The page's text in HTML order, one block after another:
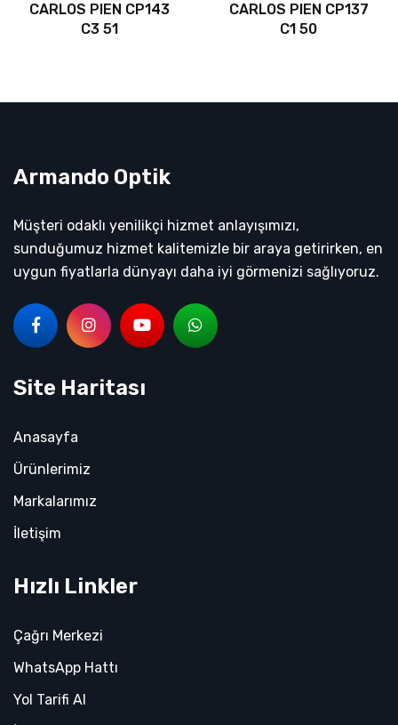
CARLOS PIEN CP143
C3 51
CARLOS PIEN CP137
C1 50
Armando Optik
Müşteri odaklı yenilikçi hizmet anlayışımızı,
sunduğumuz hizmet kalitemizle bir araya getirirken, en
uygun fiyatlarla dünyayı daha iyi görmenizi sağlıyoruz.
Site Haritası
Anasayfa
Ürünlerimiz
Markalarımız
İletişim
Hızlı Linkler
Çağrı Merkezi
WhatsApp Hattı
Yol Tarifi Al